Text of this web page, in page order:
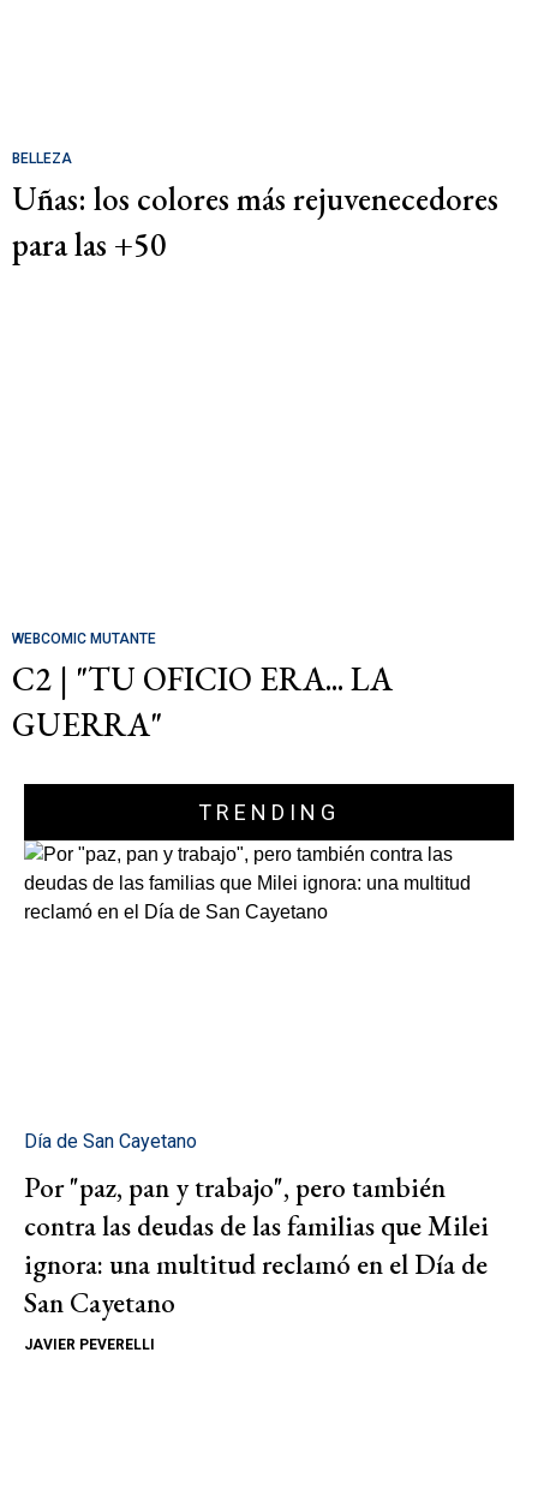
BELLEZA
Uñas: los colores más rejuvenecedores
para las +50
WEBCOMIC MUTANTE
C2 | "TU OFICIO ERA... LA
GUERRA"
TRENDING
Día de San Cayetano
Por "paz, pan y trabajo", pero también
contra las deudas de las familias que Milei
ignora: una multitud reclamó en el Día de
San Cayetano
JAVIER PEVERELLI